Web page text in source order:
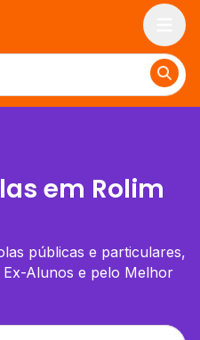
em Rolim
públicas e particulares,
Alunos e pelo Melhor